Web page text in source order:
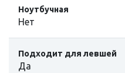
Ноутбучная
Нет
Подходит для левшей
Да